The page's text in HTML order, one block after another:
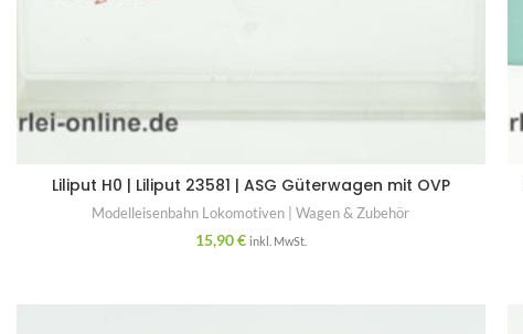
Liliput H0 | Liliput 23581 | ASG Güterwagen mit OVP
Modelleisenbahn Lokomotiven | Wagen & Zubehör
15,90€ inkl. MwSt.